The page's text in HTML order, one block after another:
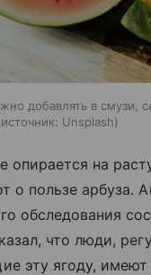
добавлять в смузи,
источник: Unsplash
опирается на
о пользе арбуза.
обследования
что люди,
эту ягоду,